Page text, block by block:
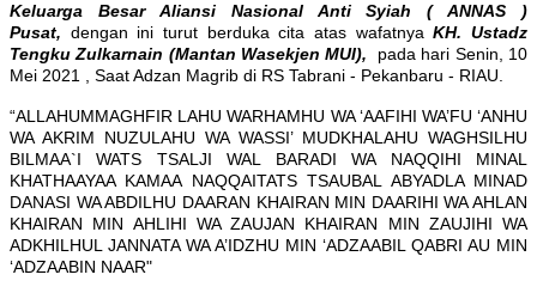
Keluarga Besar Aliansi Nasional Anti Syiah ( ANNAS )
Pusat, dengan ini turut berduka cita atas wafatnyaKH. Ustadz
Tengku Zulkarnain (Mantan Wasekjen MUI)​, pada hari Senin, 10
Mei 2021 , Saat Adzan Magrib di RS Tabrani - Pekanbaru - RIAU.
“ALLAHUMMAGHFIR LAHU WARHAMHU WA ‘AAFIHI WA’FU ‘ANHU
WA AKRIM NUZULAHU WA WASSI’ MUDKHALAHU WAGHSILHU
BILMAA`I WATS TSALJI WAL BARADI WA NAQQIHI MINAL
KHATHAAYAA KAMAA NAQQAITATS TSAUBAL ABYADLA MINAD
DANASI WA ABDILHU DAARAN KHAIRAN MIN DAARIHI WA AHLAN
KHAIRAN MIN AHLIHI WA ZAUJAN KHAIRAN MIN ZAUJIHI WA
ADKHILHUL JANNATA WA A’IDZHU MIN ‘ADZAABIL QABRI AU MIN
‘ADZAABIN NAAR"